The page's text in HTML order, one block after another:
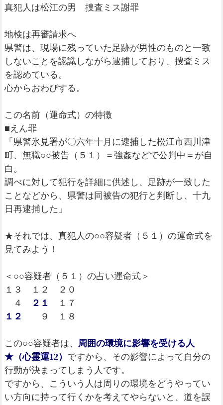
真犯人は松江の男 捜査ミス謝罪
地検は再審請求へ
県警は、現場に残っていた足跡が男性のものと一致
しないことを認識しながら逮捕しており、捜査ミス
を認めている。
心からおわびする。
この名前（運命式）の特徴
■えん罪
「県警氷見署が〇六年十月に逮捕した松江市西川津
町、無職○○被告（５１）＝強姦などで公判中＝が自
白。
調べに対して犯行を詳細に供述し、足跡が一致した
ことなどから、県警は同被告の犯行と判断し、十九
日再逮捕した」
★それでは、真犯人の○○容疑者（５１）の運命式を
見てみよう！
＜○○容疑者（５１）の占い運命式＞
１３ １２ ２０
４
２１
１７
１２
９ １８
この○○容疑者は、 周囲の環境に影響を受ける人
★（心霊運12） ですから、その影響によって自分の
行動が決まってしまう人です。
ですから、こういう人は周りの環境をどうやってい
い方向に持って行くかを考えてやらないと、道を誤